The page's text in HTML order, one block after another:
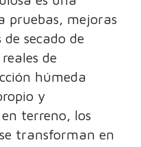
pruebas, mejoras
secado de
de
húmeda
y
terreno, los
transforman en